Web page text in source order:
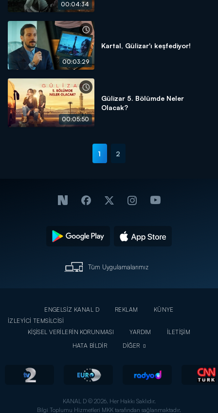
00:04:34
00:03:29
Kartal, Gülizar'ı keşfediyor!
00:05:50
Gülizar 5. Bölümde Neler
Olacak?
1 2
Tüm Uygulamalarımız
ENGELSİZ KANAL D REKLAM
KÜNYE
İZLEYİCİ TEMSİLCİSİ
KİŞİSEL VERİLERİN KORUNMASI
YARDIM
İLETİŞİM
HATA BİLDİR
DİĞER
KANAL D © 2026. Her Hakkı Saklıdır.
Bilgi Toplumu Hizmetleri MKK tarafından sağlanmaktadır.